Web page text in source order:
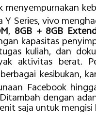
menyempurnakan
Y Series, vivo
, 8GB + 8GB
kapasitas
kuliah, dan
aktivitas berat.
kesibukan,
Facebook
dengan
saja untuk